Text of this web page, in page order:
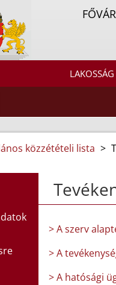
LAKOSSÁG
közzétételi lista >
> A szerv
> A
> A hatósági